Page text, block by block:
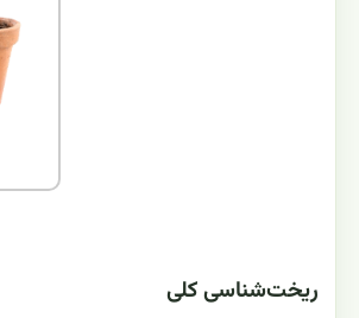
ریخت‌شناسی کلی